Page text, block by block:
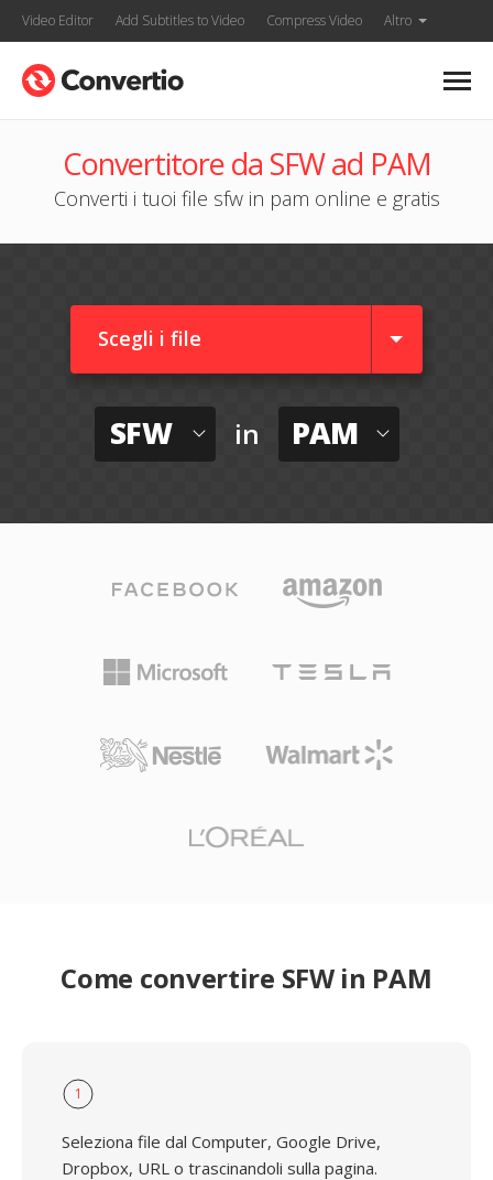
Video Editor Add Subtitles to Video Compress Video Altro
Convertitore da SFW ad PAM
Converti i tuoi file sfw in pam online e gratis
Scegli i file
SFW in PAM
Come convertire SFW in PAM
1
Seleziona file dal Computer, Google Drive,
Dropbox, URL o trascinandoli sulla pagina.